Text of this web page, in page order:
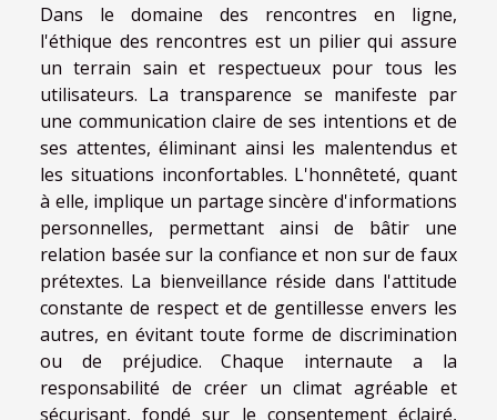
Dans le domaine des rencontres en ligne,
l'éthique des rencontres est un pilier qui assure
un terrain sain et respectueux pour tous les
utilisateurs. La transparence se manifeste par
une communication claire de ses intentions et de
ses attentes, éliminant ainsi les malentendus et
les situations inconfortables. L'honnêteté, quant
à elle, implique un partage sincère d'informations
personnelles, permettant ainsi de bâtir une
relation basée sur la confiance et non sur de faux
prétextes. La bienveillance réside dans l'attitude
constante de respect et de gentillesse envers les
autres, en évitant toute forme de discrimination
ou de préjudice. Chaque internaute a la
responsabilité de créer un climat agréable et
sécurisant, fondé sur le consentement éclairé,